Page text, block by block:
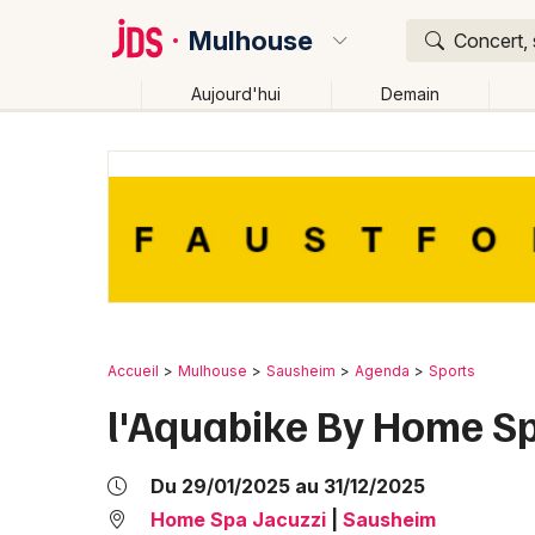
Mulhouse Concert,
Aujourd'hui Demain
Accueil Mulhouse Sausheim Agenda Sports
l'Aquabike By Home
Du 29/01/2025 au 31/12/2025
Home Spa Jacuzzi
Sausheim
Où ?